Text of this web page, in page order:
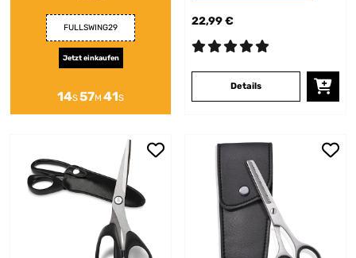
FULLSWING29
Jetzt einkaufen
14S 57M 40S
22,99 €
Details